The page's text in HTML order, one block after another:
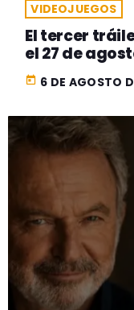
VIDEOJUEGOS
El tercer
el 27 de
today 6 DE AGOSTO